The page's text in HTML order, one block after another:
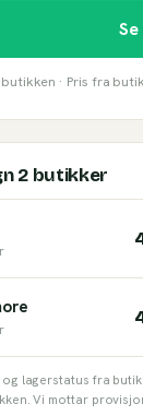
· Pris fra
2 butikker
og lagerstatus fra
Vi mottar